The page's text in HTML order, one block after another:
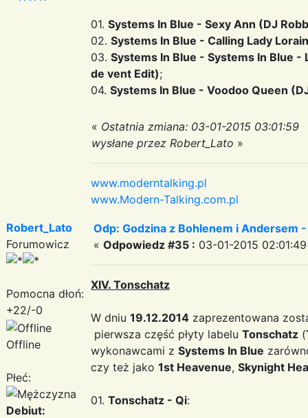
01. Systems In Blue - Sexy Ann (DJ
02. Systems In Blue - Calling Lady
03. Systems In Blue - Systems In Blue -
de vent Edit);
04. Systems In Blue - Voodoo Queen
« Ostatnia zmiana: 03-01-2015 03:01:59
wysłane przez Robert_Lato »
www.moderntalking.pl
www.Modern-Talking.com.pl
Robert_Lato
Forumowicz
Pomocna dłoń:
+22/-0
Offline
Płeć:
Debiut:
Odp: Godzina z Bohlenem i Andersem
« Odpowiedz #35 : 03-01-2015
XIV. Tonschatz
W dniu 19.12.2014 zaprezentowana
pierwsza część płyty labelu Tonschatz (
wykonawcami z Systems In Blue
czy też jako 1st Heavenue, Skynight
01. Tonschatz - Qi: